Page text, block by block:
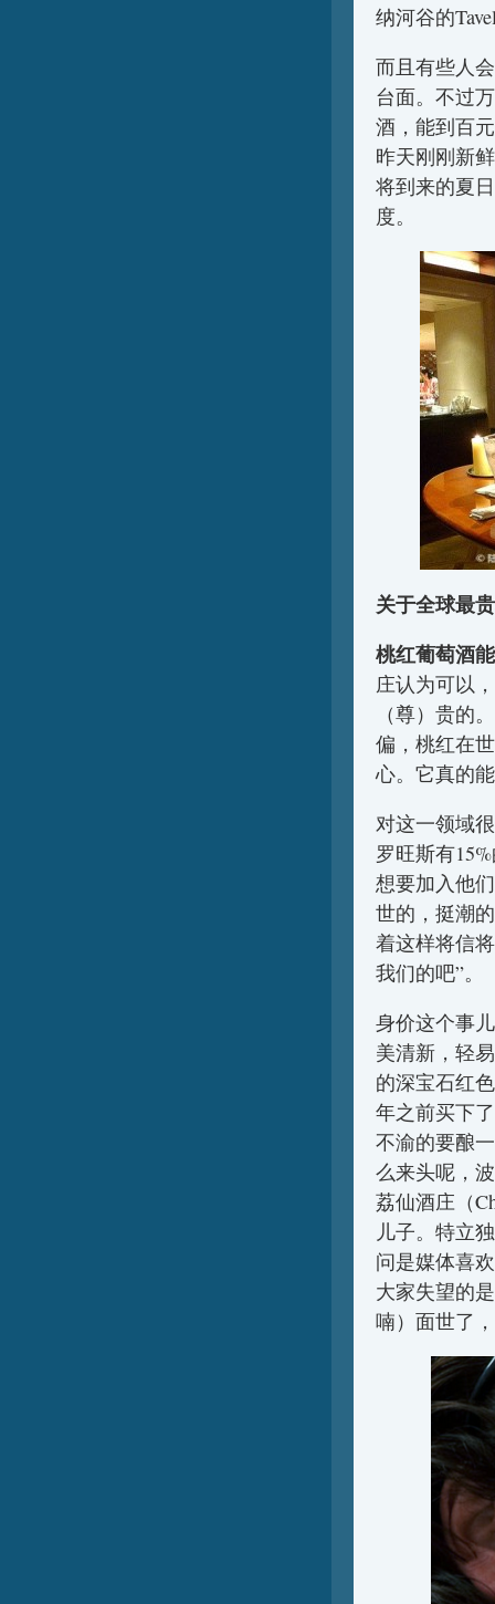
纳河谷的
而且有些人
台面。不过
酒，能到百
昨天刚刚新
将到来的夏
度。
关于全球最
桃红葡萄酒
庄认为可以
（尊）贵的
偏，桃红在
心。它真的
对这一领域
罗旺斯有
想要加入他
世的，挺潮
着这样将信
我们的吧”。
身价这个事
美清新，轻
的深宝石红
年之前买下
不渝的要酿
么来头呢，
荔仙酒庄（
儿子。特立
问是媒体喜
大家失望的
喃）面世了